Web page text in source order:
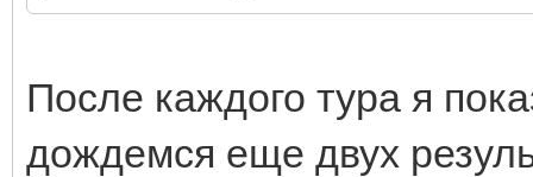
После каждого тура я
дождемся еще двух